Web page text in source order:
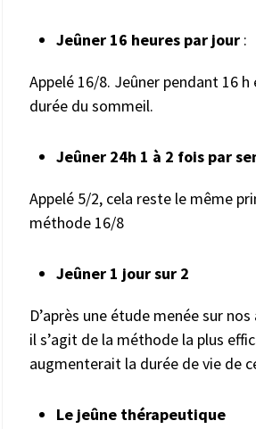
Jeûner 16 heures par jour :
Appelé 16/8. Jeûner pendant 16 h
durée du sommeil.
Jeûner 24h 1 à 2 fois par
Appelé 5/2, cela reste le même
méthode 16/8
Jeûner 1 jour sur 2
D’après une étude menée sur
il s’agit de la méthode la plus
augmenterait la durée de vie de
Le jeûne thérapeutique